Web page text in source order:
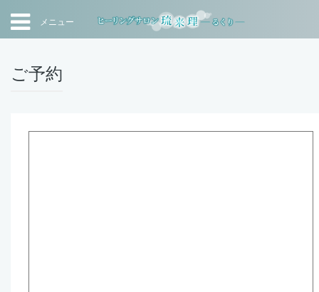
メニュー
ご予約